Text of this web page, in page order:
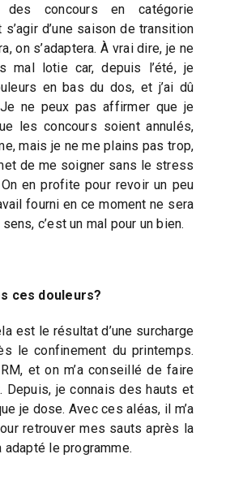
des concours en catégorie
d’une saison de transition
on s’adaptera. À vrai dire, je ne
mal lotie car, depuis l’été, je
en bas du dos, et j’ai dû
ne peux pas affirmer que je
les concours soient annulés,
mais je ne me plains pas trop,
de me soigner sans le stress
en profite pour revoir un peu
fourni en ce moment ne sera
c’est un mal pour un bien.
ces douleurs?
est le résultat d’une surcharge
le confinement du printemps.
et on m’a conseillé de faire
Depuis, je connais des hauts et
je dose. Avec ces aléas, il m’a
retrouver mes sauts après la
adapté le programme.